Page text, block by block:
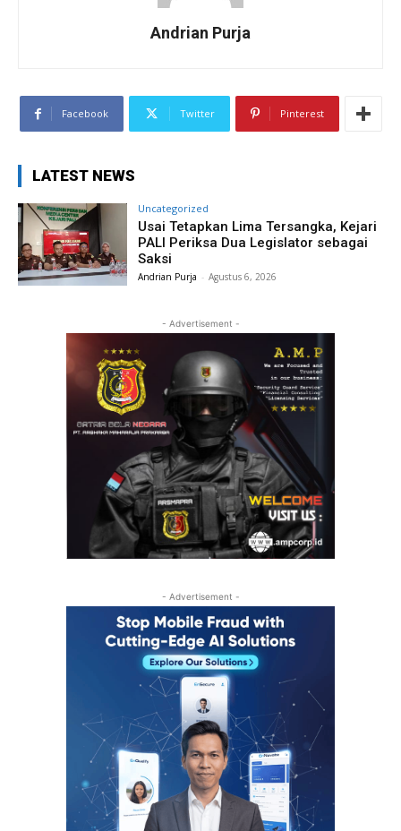
Andrian Purja
Facebook Twitter Pinterest
LATEST NEWS
Uncategorized
Usai Tetapkan Lima Tersangka, Kejari
PALI Periksa Dua Legislator sebagai
Saksi
Andrian Purja - Agustus 6, 2026
- Advertisement -
- Advertisement -